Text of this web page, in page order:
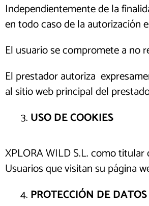
Independientemente de la
en todo caso de la autorización
El usuario se compromete a no
El prestador autoriza
al sitio web principal del
USO DE COOKIES
XPLORA WILD S.L. como
Usuarios que visitan su página
PROTECCIÓN DE DATOS